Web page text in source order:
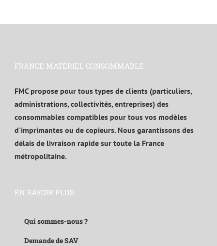
FRANCE MATÉRIEL CONSOMMABLE
FMC propose pour tous types de clients (particuliers,
administrations, collectivités, entreprises) des
consommables compatibles pour tous vos modèles
d'imprimantes ou de copieurs. Nous garantissons des
délais de livraison rapide sur toute la France
métropolitaine.
EN SAVOIR PLUS
Qui sommes-nous ?
Demande de SAV